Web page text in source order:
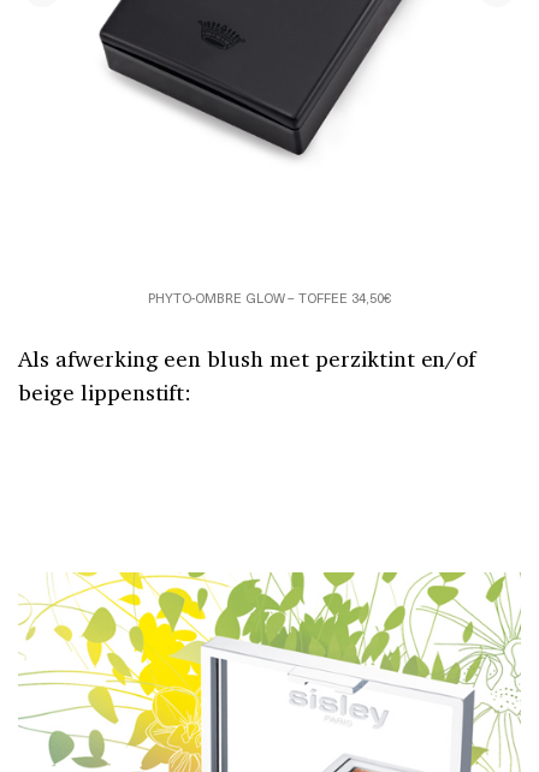
PHYTO-OMBRE GLOW – TOFFEE 34,50€
Als afwerking een blush met perziktint en/of
beige lippenstift: